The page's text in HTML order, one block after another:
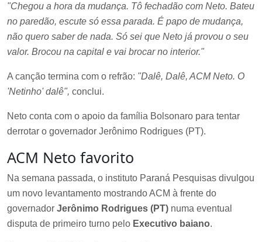
"Chegou a hora da mudança. Tô fechadão com Neto. Bateu
no paredão, escute só essa parada. É papo de mudança,
não quero saber de nada. Só sei que Neto já provou o seu
valor. Brocou na capital e vai brocar no interior."
A canção termina com o refrão: "Dalê, Dalê, ACM Neto. O
'Netinho' dalê", conclui.
Neto conta com o apoio da família Bolsonaro para tentar
derrotar o governador Jerônimo Rodrigues (PT).
ACM Neto favorito
Na semana passada, o instituto Paraná Pesquisas divulgou
um novo levantamento mostrando ACM à frente do
governador Jerônimo Rodrigues (PT) numa eventual
disputa de primeiro turno pelo Executivo baiano.